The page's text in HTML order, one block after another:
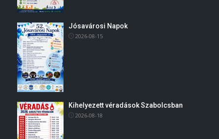
Jósavárosi Napok
2026-08-15
Kihelyezett véradások Szabolcsban
2026-08-18